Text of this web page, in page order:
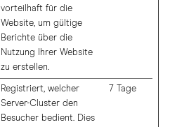
vorteilhaft für die
Website, um gültige
Berichte über die
Nutzung Ihrer Website
zu erstellen.
Registriert, welcher
Server-Cluster den
Besucher bedient. Dies
7 Tage